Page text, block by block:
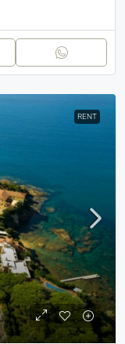
RENT